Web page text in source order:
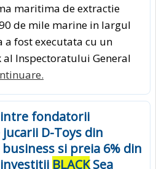
maritima de extractie
de mile marine in largul
fost executata cu un
Inspectoratului General
fondatorii
D-Toys din
si preia 6% din
BLACKSea